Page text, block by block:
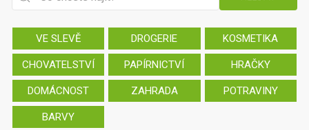
VE SLEVĚ DROGERIE KOSMETIKA
CHOVATELSTVÍ PAPÍRNICTVÍ HRAČKY
DOMÁCNOST ZAHRADA POTRAVINY
BARVY